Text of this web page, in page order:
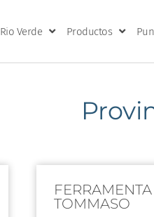
Rio Verde Productos
TOMMASO